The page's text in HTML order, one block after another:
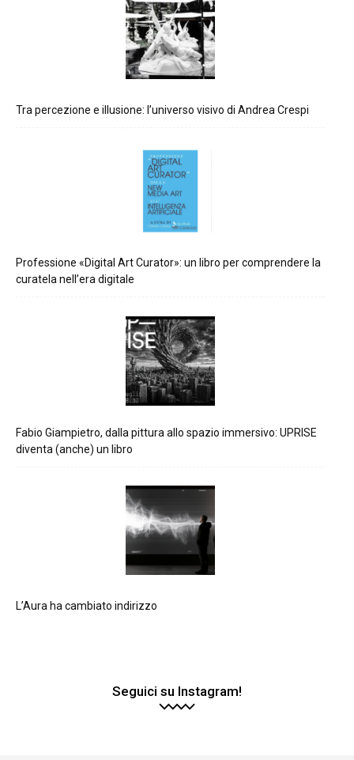
Tra percezione e illusione: l’universo visivo di Andrea Crespi
Professione «Digital Art Curator»: un libro per comprendere la
curatela nell’era digitale
Fabio Giampietro, dalla pittura allo spazio immersivo: UPRISE
diventa (anche) un libro
L’Aura ha cambiato indirizzo
Seguici su Instagram!